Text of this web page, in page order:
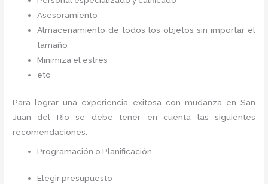
Asesoramiento
Almacenamiento de todos los objetos sin importar el
tamaño
Minimiza el estrés
etc
Para lograr una experiencia exitosa con mudanza en San
Juan del Rio
se debe tener en cuenta las siguientes
recomendaciones:
Programación o Planificación
Elegir presupuesto